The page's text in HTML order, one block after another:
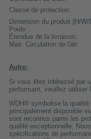
Classe de protection:
Dimension du produit (H/W/
Poids:
Étendue de la livraison:
Max. Circulation de l'air:
Autre:
Si vous êtes intéressé par
performant, veuillez utiliser
WDH® symbolise la qualité
principalement disponible
sont reconnus parmi les
qualité exceptionnelle.
spécifications de